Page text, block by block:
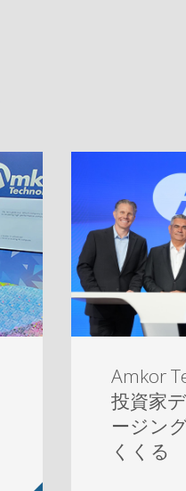
Amkor
投資家
ージン
くくる